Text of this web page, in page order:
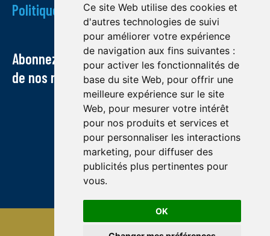
Ce site Web utilise des cookies et
d'autres technologies de suivi
pour améliorer votre expérience
de navigation aux fins suivantes :
pour activer les fonctionnalités de
base du site Web, pour offrir une
meilleure expérience sur le site
Web, pour mesurer votre intérêt
pour nos produits et services et
pour personnaliser les interactions
marketing, pour diffuser des
publicités plus pertinentes pour
vous.
OK
Politique de confidentialité
Abonnez-vous à notre infolettre et recevez
de nos nouvelles par courriel